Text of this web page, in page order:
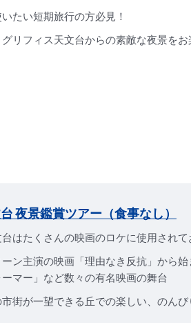
たい短期旅行の方必見！
リフィス天文台からの素敵な夜景をお
夜景鑑賞ツアー（食事なし）
はたくさんの映画のロケに使用され
ン主演の映画「理由なき反抗」から始
ーマー」など数々の有名映画の舞台
街が一望できる丘での楽しい、のん